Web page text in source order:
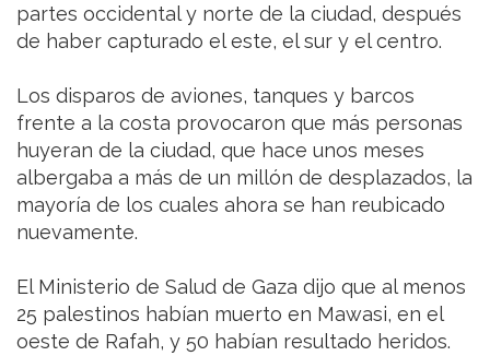
partes occidental y norte de la ciudad, después
de haber capturado el este, el sur y el centro.
Los disparos de aviones, tanques y barcos
frente a la costa provocaron que más personas
huyeran de la ciudad, que hace unos meses
albergaba a más de un millón de desplazados, la
mayoría de los cuales ahora se han reubicado
nuevamente.
El Ministerio de Salud de Gaza dijo que al menos
25 palestinos habían muerto en Mawasi, en el
oeste de Rafah, y 50 habían resultado heridos.